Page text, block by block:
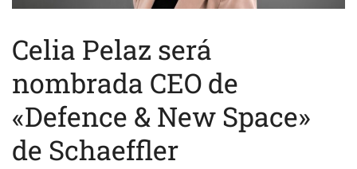
Celia Pelaz será
nombrada CEO de
«Defence & New Space»
de Schaeffler